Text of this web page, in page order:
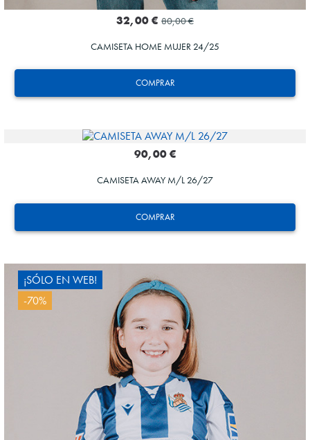
COMPRAR
32,00 € 80,00 €
CAMISETA HOME MUJER 24/25
COMPRAR
OYARZABAL
10
90,00 €
CAMISETA AWAY M/L 26/27
OYARZABAL
10
¡SÓLO EN WEB!
-70%